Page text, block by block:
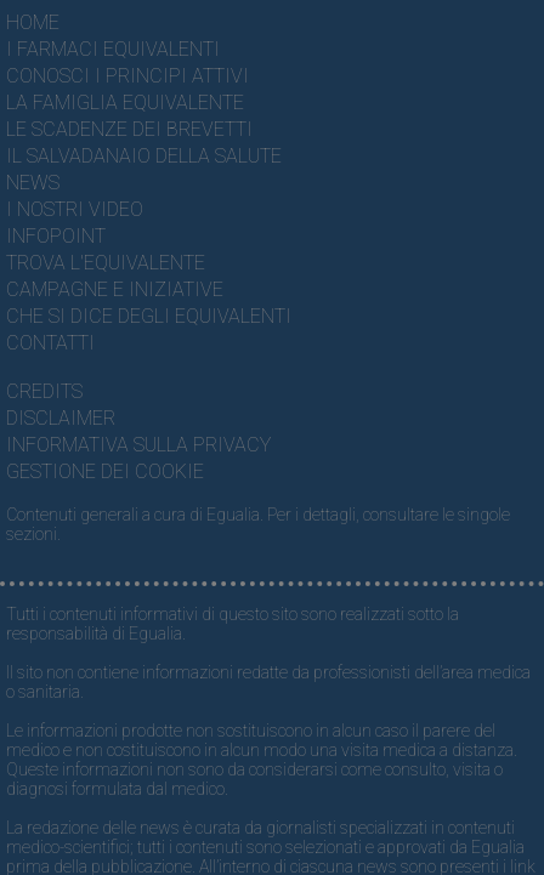
HOME
I FARMACI EQUIVALENTI
CONOSCI I PRINCIPI ATTIVI
LA FAMIGLIA EQUIVALENTE
LE SCADENZE DEI BREVETTI
IL SALVADANAIO DELLA SALUTE
NEWS
I NOSTRI VIDEO
INFOPOINT
TROVA L'EQUIVALENTE
CAMPAGNE E INIZIATIVE
CHE SI DICE DEGLI EQUIVALENTI
CONTATTI
CREDITS
DISCLAIMER
INFORMATIVA SULLA PRIVACY
GESTIONE DEI COOKIE
Contenuti generali a cura di Egualia. Per i dettagli, consultare le singole
sezioni.
Tutti i contenuti informativi di questo sito sono realizzati sotto la
responsabilità di Egualia.
Il sito non contiene informazioni redatte da professionisti dell’area medica
o sanitaria.
Le informazioni prodotte non sostituiscono in alcun caso il parere del
medico e non costituiscono in alcun modo una visita medica a distanza.
Queste informazioni non sono da considerarsi come consulto, visita o
diagnosi formulata dal medico.
La redazione delle news è curata da giornalisti specializzati in contenuti
medico-scientifici; tutti i contenuti sono selezionati e approvati da Egualia
prima della pubblicazione. All’interno di ciascuna news sono presenti i link